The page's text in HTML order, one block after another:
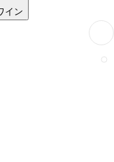
イン